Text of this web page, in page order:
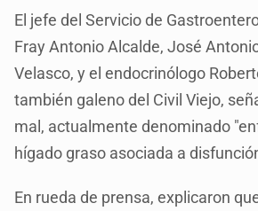
El jefe del Servicio de
Fray Antonio Alcalde, José
Velasco, y el endocrinólogo
también galeno del Civil Viejo,
mal, actualmente denominado
hígado graso asociada a
En rueda de prensa, explicaron